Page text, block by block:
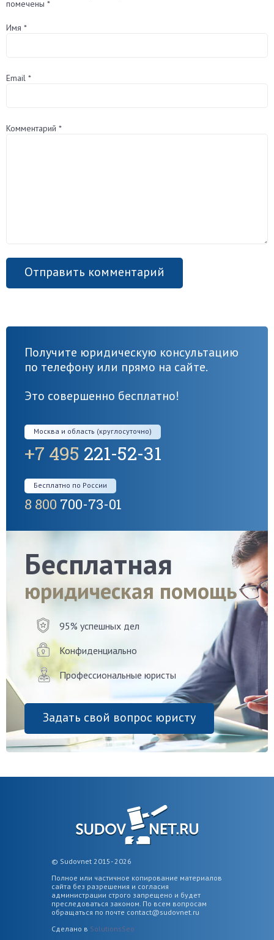
помечены *
Имя *
Email *
Комментарий *
Получите юридическую консультацию
по телефону или прямо на сайте.
Это совершенно бесплатно!
Москва и область (круглосуточно)
+7 495 221-52-31
Бесплатно по России
8 800 700-73-01
Бесплатная
юридическая помощь
95% успешных дел
Конфиденциально
Профессиональные юристы
Задать свой вопрос юристу
© Sudovnet 2015- 2026
Полное или частичное копирование материалов
сайта без разрешения и согласия
администрации строго запрещено и будет
преследоваться законом. По всем вопросам
обращаться по почте contact@sudovnet.ru
Сделано в SolutionsSeo